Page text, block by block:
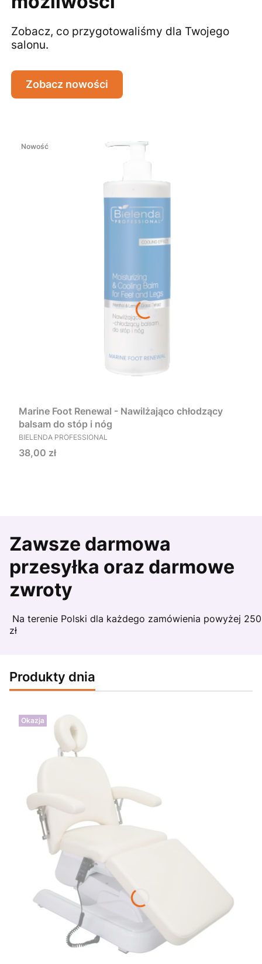
Zobacz, co przygotowaliśmy dla Twojego
salonu.
Zobacz nowości
Nowość
Marine Foot Renewal - Nawilżająco chłodzący
balsam do stóp i nóg
PRODUCENT
BIELENDA PROFESSIONAL
Cena
38,00 zł
Zawsze darmowa
przesyłka oraz darmowe
zwroty
Na terenie Polski dla każdego zamówienia powyżej 250
zł
Produkty dnia
Okazja